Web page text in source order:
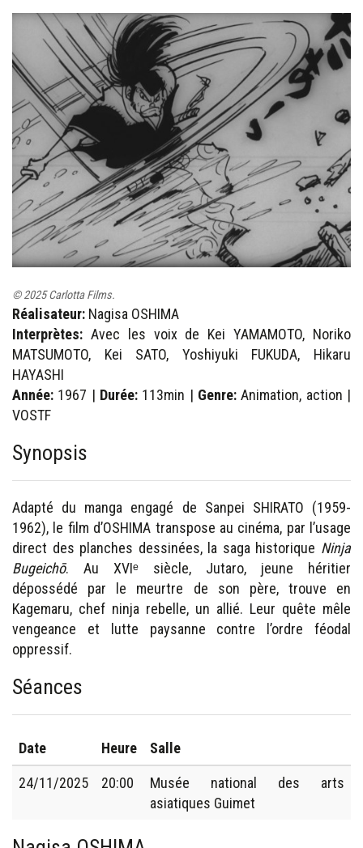
© 2025 Carlotta Films.
Réalisateur: Nagisa OSHIMA
Interprètes: Avec les voix de Kei YAMAMOTO, Noriko
MATSUMOTO, Kei SATO, Yoshiyuki FUKUDA, Hikaru
HAYASHI
Année: 1967 | Durée: 113min | Genre: Animation, action |
VOSTF
Synopsis
Adapté du manga engagé de Sanpei SHIRATO (1959-
1962), le film d’OSHIMA transpose au cinéma, par l’usage
direct des planches dessinées, la saga historique Ninja
Bugeichō. Au XVIᵉ siècle, Jutaro, jeune héritier
dépossédé par le meurtre de son père, trouve en
Kagemaru, chef ninja rebelle, un allié. Leur quête mêle
vengeance et lutte paysanne contre l’ordre féodal
oppressif.
Séances
Date Heure Salle
24/11/2025 20:00
Musée national des arts
asiatiques Guimet